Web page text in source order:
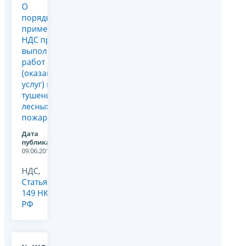
О
порядке
применения
НДС при
выполнении
работ
(оказании
услуг) по
тушению
лесных
пожаров
Дата
публикации:
09.06.2012
НДС,
Статья
149 НК
РФ